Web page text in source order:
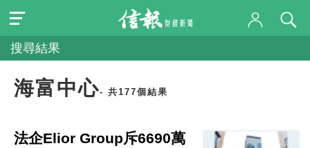
搜尋結果
海富中心- 共177個結果
法企Elior Group斥6690萬